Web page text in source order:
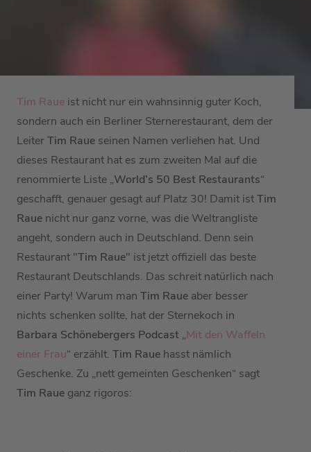
Tim Raue ist nicht nur ein wahnsinnig guter Koch,
sondern auch ein Berliner Sternerestaurant, dem der
LeiterTim Raue seinen Namen verliehen hat. Und
dieses Restaurant hat es zum zweiten Mal auf die
renommierte Liste „World’s 50 Best Restaurants“
geschafft, genauer gesagt auf Platz 30! Damit istTim
Raue nicht nur ganz vorne, was die Weltrangliste
angeht, sondern auch in Deutschland. Denn sein
Restaurant "Tim Raue" ist jetzt offiziell das beste
Restaurant Deutschlands. Das schreit natürlich nach
einer Party! Warum man Tim Raue aber besser
nichts schenken sollte, hat der Sternekoch in
Barbara Schönebergers Podcast „Mit den Waffeln
einer Frau“ erzählt. Tim Raue hasst nämlich
Geschenke. Zu „nett gemeinten Geschenken“ sagt
Tim Raue ganz rigoros: